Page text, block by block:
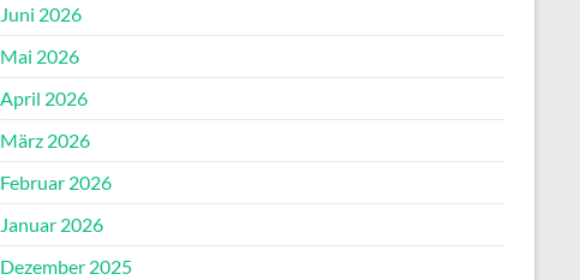
Juni 2026
Mai 2026
April 2026
März 2026
Februar 2026
Januar 2026
Dezember 2025